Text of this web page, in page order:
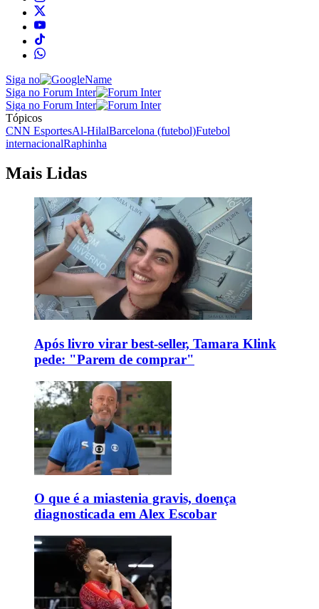
Siga no
Siga no Forum Inter
Siga no Forum Inter
Tópicos
CNN EsportesAl-HilalBarcelona (futebol)Futebol
internacionalRaphinha
Mais Lidas
Após livro virar best-seller, Tamara Klink
pede: "Parem de comprar"
O que é a miastenia gravis, doença
diagnosticada em Alex Escobar